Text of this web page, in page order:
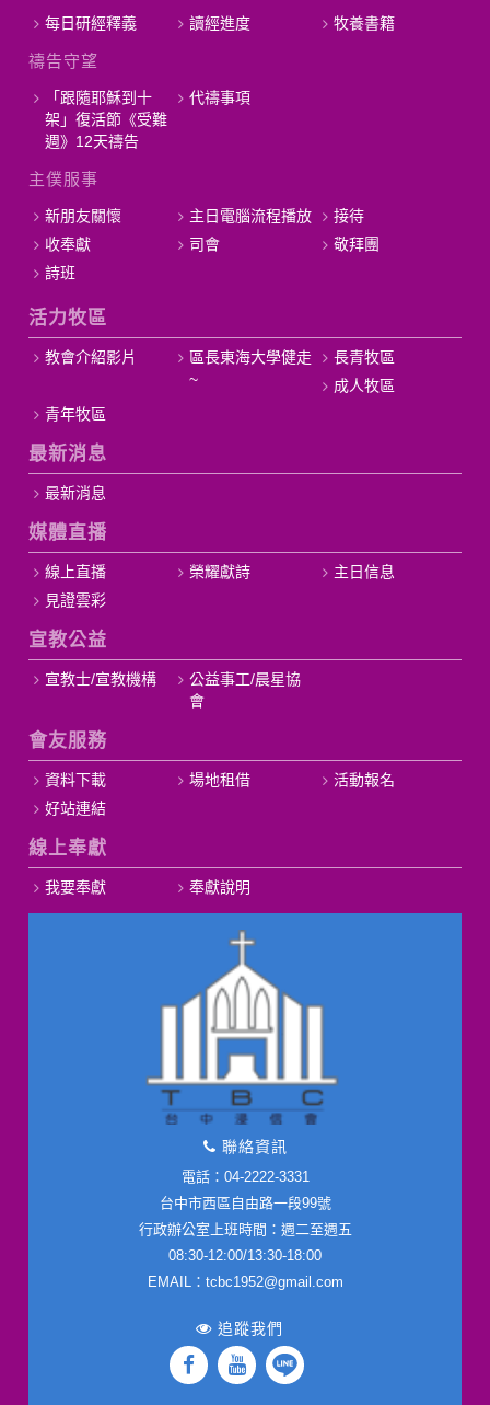
每日研經釋義 讀經進度 牧養書籍
禱告守望
「跟隨耶穌到十
架」復活節《受難
週》12天禱告
代禱事項
主僕服事
新朋友關懷 主日電腦流程播放
接待
收奉獻
司會
敬拜團
詩班
活力牧區
教會介紹影片
區長東海大學健走
~
長青牧區
成人牧區
青年牧區
最新消息
最新消息
媒體直播
線上直播 榮耀獻詩
主日信息
見證雲彩
宣教公益
宣教士/宣教機構
公益事工/晨星協
會
會友服務
資料下載 場地租借
活動報名
好站連結
線上奉獻
我要奉獻 奉獻說明
聯絡資訊
電話：04-2222-3331
台中市西區自由路一段99號
行政辦公室上班時間：週二至週五
08:30-12:00/13:30-18:00
EMAIL：tcbc1952@gmail.com
追蹤我們